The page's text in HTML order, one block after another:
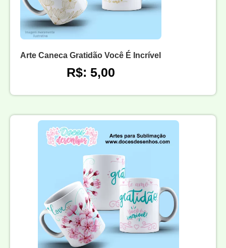
Arte Caneca Gratidão Você É Incrível
R$: 5,00